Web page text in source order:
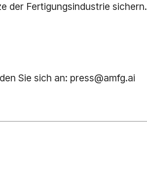
der Fertigungsindustrie sichern.
Sie sich an: press@amfg.ai